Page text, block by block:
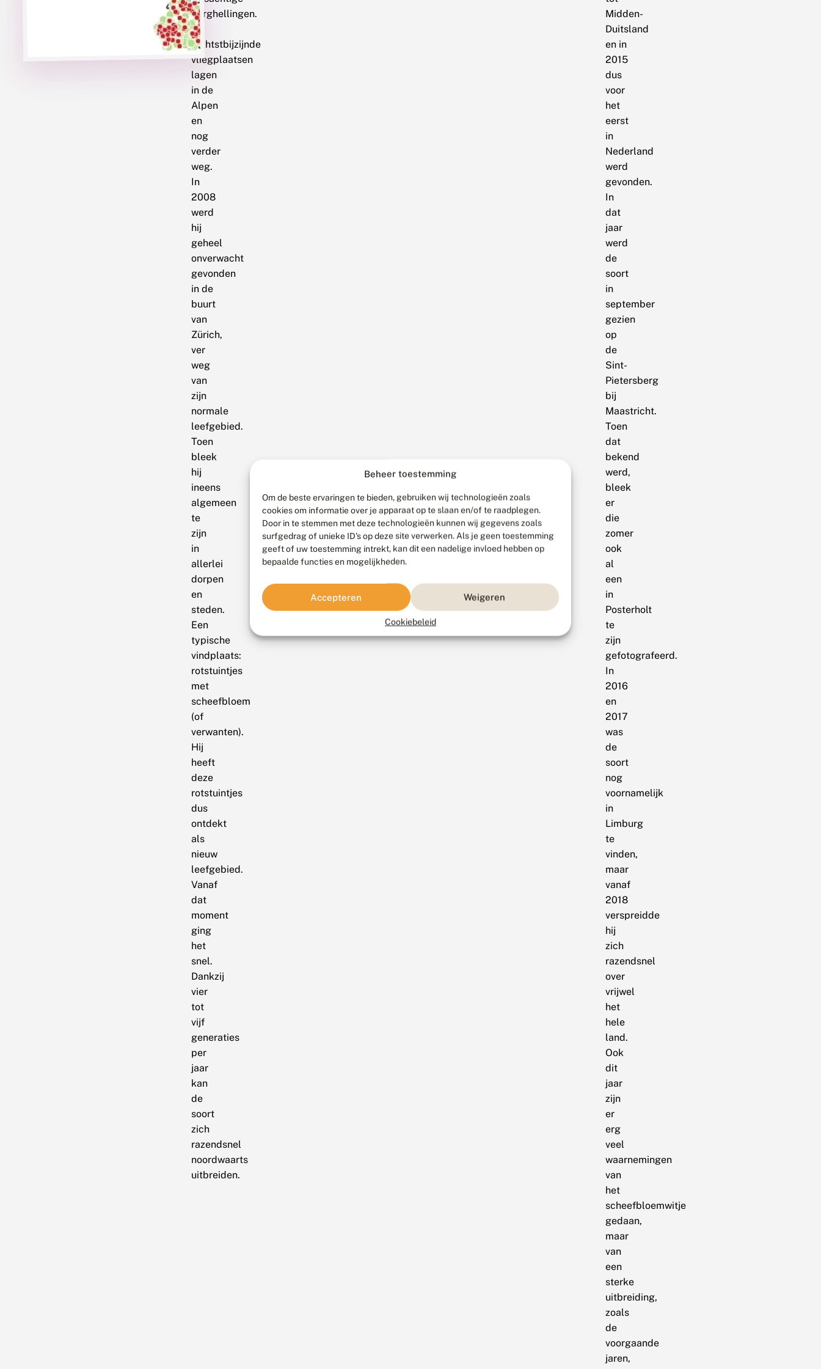
Beheer toestemming
Om de beste ervaringen te bieden, gebruiken wij technologieën zoals
cookies om informatie over je apparaat op te slaan en/of te raadplegen.
Door in te stemmen met deze technologieën kunnen wij gegevens zoals
surfgedrag of unieke ID's op deze site verwerken. Als je geen toestemming
geeft of uw toestemming intrekt, kan dit een nadelige invloed hebben op
bepaalde functies en mogelijkheden.
Accepteren Weigeren
Cookiebeleid
berghellingen.
De
dichtstbijzijnde
vliegplaatsen
lagen
in de
Alpen
en
nog
verder
weg.
In
2008
werd
hij
geheel
onverwacht
gevonden
in de
buurt
van
Zürich,
ver
weg
van
zijn
normale
leefgebied.
Toen
bleek
hij
ineens
algemeen
te
zijn
in
allerlei
dorpen
en
steden.
Een
typische
vindplaats:
rotstuintjes
met
scheefbloem
(of
verwanten).
Hij
heeft
deze
rotstuintjes
dus
ontdekt
als
nieuw
leefgebied.
Vanaf
dat
moment
ging
het
snel.
Dankzij
vier
tot
vijf
generaties
per
jaar
kan
de
soort
zich
razendsnel
noordwaarts
uitbreiden.
Midden-
Duitsland
en in
2015
dus
voor
het
eerst
in
Nederland
werd
gevonden.
In
dat
jaar
werd
de
soort
in
september
gezien
op
de
Sint-
Pietersberg
bij
Maastricht.
Toen
dat
bekend
werd,
bleek
er
die
zomer
ook
al
een
in
Posterholt
te
zijn
gefotografeerd.
In
2016
en
2017
was
de
soort
nog
voornamelijk
in
Limburg
te
vinden,
maar
vanaf
2018
verspreidde
hij
zich
razendsnel
over
vrijwel
het
hele
land.
Ook
dit
jaar
zijn
er
erg
veel
waarnemingen
van
het
scheefbloemwitje
gedaan,
maar
van
een
sterke
uitbreiding,
zoals
de
voorgaande
jaren,